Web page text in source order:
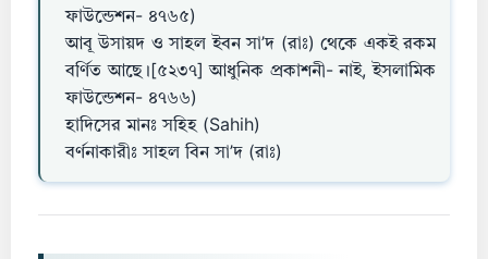
ফাউন্ডেশন- ৪৭৬৫)
আবূ উসায়দ ও সাহল ইবন সা’দ (রাঃ) থেকে একই রকম
বর্ণিত আছে।[৫২৩৭] আধুনিক প্রকাশনী- নাই, ইসলামিক
ফাউন্ডেশন- ৪৭৬৬)
হাদিসের মানঃ সহিহ (Sahih)
বর্ণনাকারীঃ সাহল বিন সা’দ (রাঃ)